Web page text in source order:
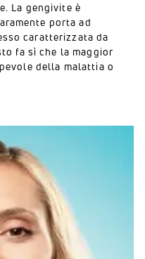
La gengivite è
porta ad
caratterizzata da
fa sì che la maggior
della malattia o